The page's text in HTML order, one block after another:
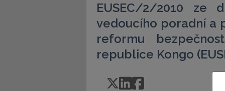
EUSEC/2/2010 ze
vedoucího poradní a
reformu
republice Kongo